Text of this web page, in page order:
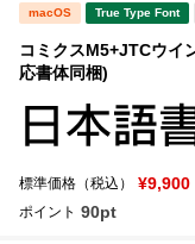
macOS True Type Font
コミクスM5+JTCウイ
応書体同梱)
標準価格（税込） ¥9,900
ポイント 90pt